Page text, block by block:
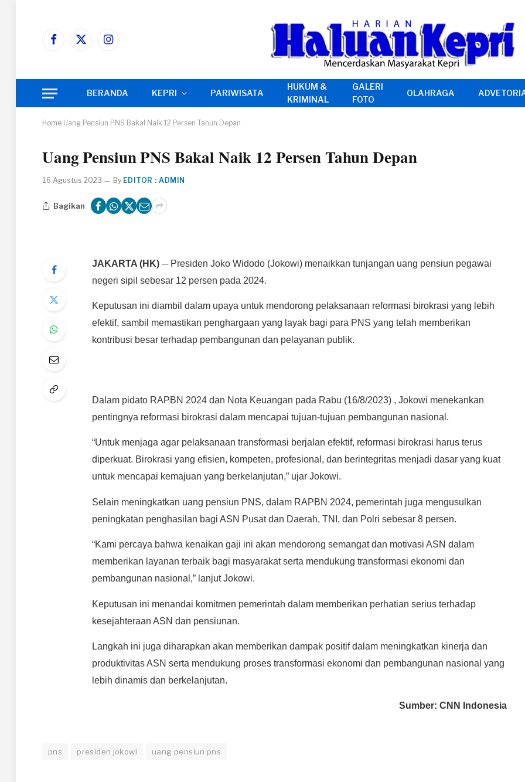
Facebook
X
Instagram
BERANDA KEPRI PARIWISATA
HUKUM &
KRIMINAL
GALERI
FOTO
OLAHRAGA
Home Uang Pensiun PNS Bakal Naik 12 Persen Tahun Depan
Uang Pensiun PNS Bakal Naik 12 Persen Tahun Depan
16 Agustus 2023 By EDITOR : ADMIN
Bagikan
JAKARTA (HK)─ Presiden Joko Widodo (Jokowi) menaikkan tunjangan uang pensiun pegawai
negeri sipil sebesar 12 persen pada 2024.
Keputusan ini diambil dalam upaya untuk mendorong pelaksanaan reformasi birokrasi yang lebih
efektif, sambil memastikan penghargaan yang layak bagi para PNS yang telah memberikan
kontribusi besar terhadap pembangunan dan pelayanan publik.
Dalam pidato RAPBN 2024 dan Nota Keuangan pada Rabu (16/8/2023) , Jokowi menekankan
pentingnya reformasi birokrasi dalam mencapai tujuan-tujuan pembangunan nasional.
“Untuk menjaga agar pelaksanaan transformasi berjalan efektif, reformasi birokrasi harus terus
diperkuat. Birokrasi yang efisien, kompeten, profesional, dan berintegritas menjadi dasar yang kuat
untuk mencapai kemajuan yang berkelanjutan,” ujar Jokowi.
Selain meningkatkan uang pensiun PNS, dalam RAPBN 2024, pemerintah juga mengusulkan
peningkatan penghasilan bagi ASN Pusat dan Daerah, TNI, dan Polri sebesar 8 persen.
“Kami percaya bahwa kenaikan gaji ini akan mendorong semangat dan motivasi ASN dalam
memberikan layanan terbaik bagi masyarakat serta mendukung transformasi ekonomi dan
pembangunan nasional,” lanjut Jokowi.
Keputusan ini menandai komitmen pemerintah dalam memberikan perhatian serius terhadap
kesejahteraan ASN dan pensiunan.
Langkah ini juga diharapkan akan memberikan dampak positif dalam meningkatkan kinerja dan
produktivitas ASN serta mendukung proses transformasi ekonomi dan pembangunan nasional yang
lebih dinamis dan berkelanjutan.
Sumber: CNN Indonesia
pns presiden jokowi uang pensiun pns